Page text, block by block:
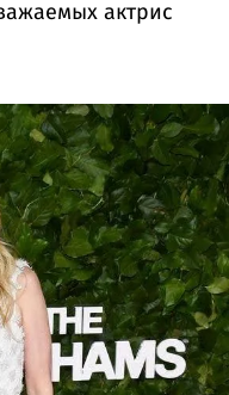
актрис